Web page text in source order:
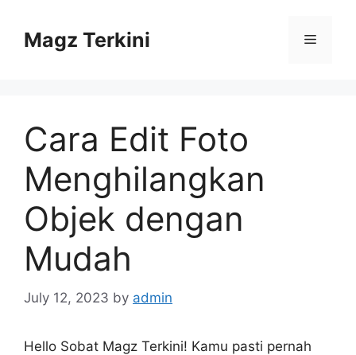
contentMagz Terkini Menu
Cara Edit Foto
Menghilangkan
Objek dengan
Mudah
July 12, 2023 by admin
Hello Sobat Magz Terkini! Kamu pasti pernah